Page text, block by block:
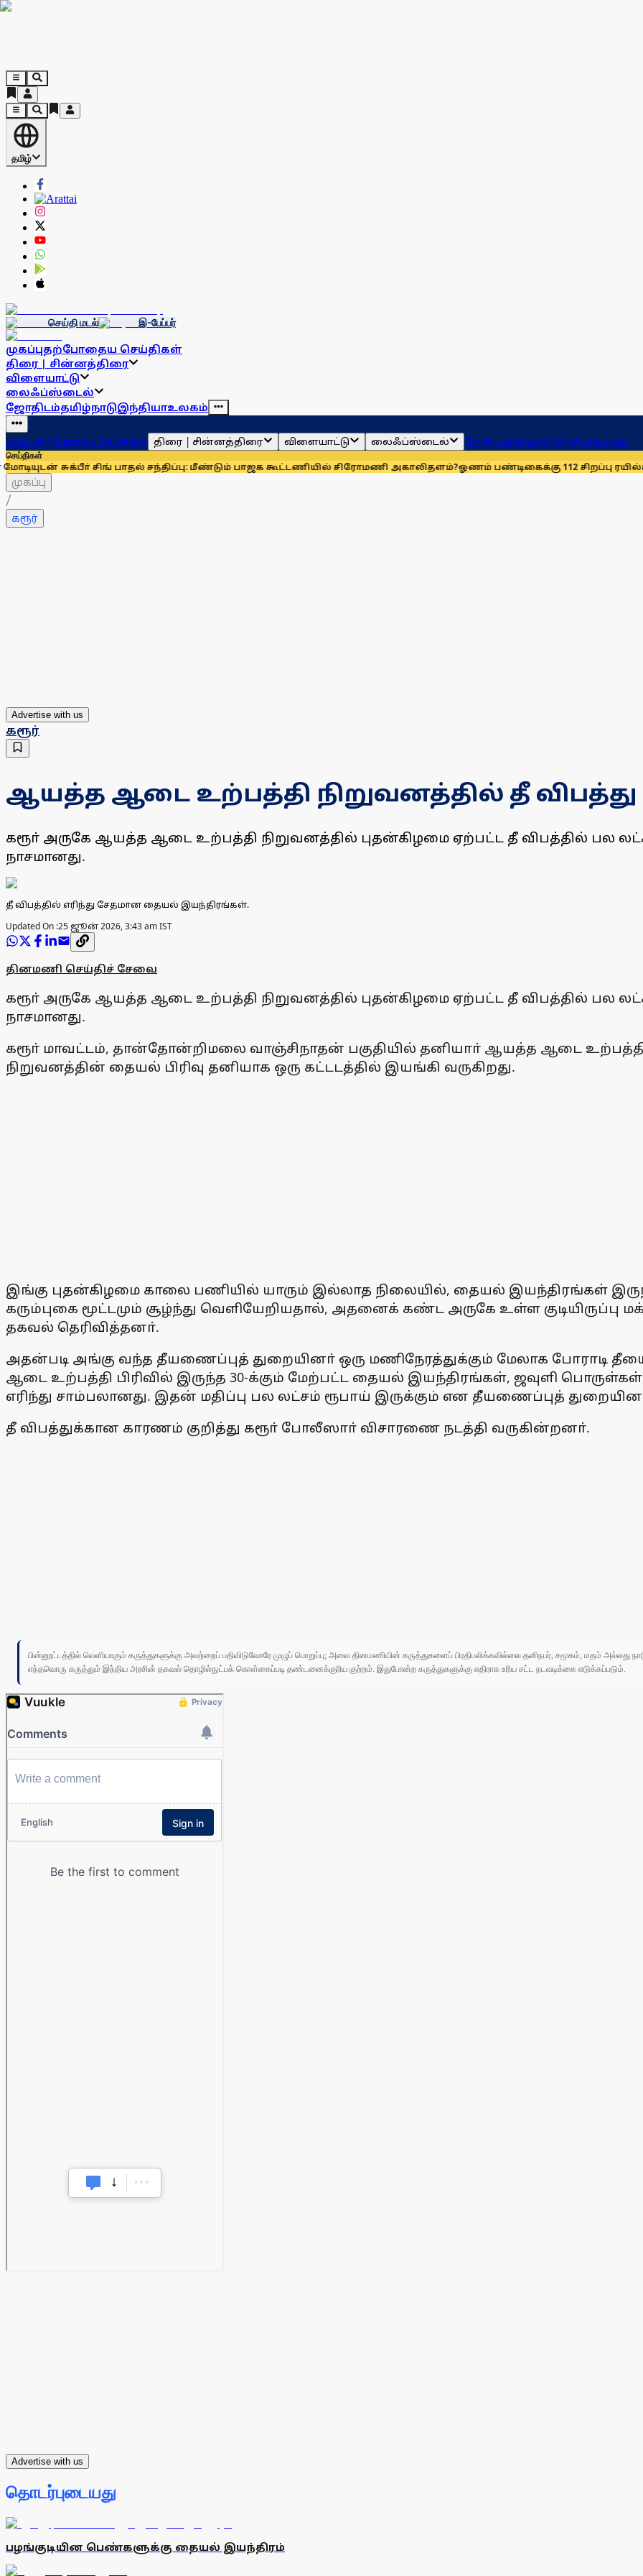
தமிழ்
செய்தி மடல் இ-பேப்பர்
முகப்புதற்போதைய செய்திகள்
திரை | சின்னத்திரை
விளையாட்டு
லைஃப்ஸ்டைல்
ஜோதிடம்தமிழ்நாடுஇந்தியாஉலகம்
முகப்புதற்போதைய செய்திகள் திரை | சின்னத்திரை விளையாட்டு லைஃப்ஸ்டைல் ஜோதிடம்தமிழ்நாடுஇந்தியாஉலகம்
செய்திகள்
சிங் பாதல் சந்திப்பு: மீண்டும் பாஜக கூட்டணியில் சிரோமணி அகாலிதளம்? ஓணம் பண்டிகைக்கு 112 சிறப்பு ரயில்கள்: ஆக.
முகப்பு
/
கரூர்
Advertise with us
கரூர்
ஆயத்த ஆடை உற்பத்தி நிறுவனத்தில் தீ விபத்து
கரூா் அருகே ஆயத்த ஆடை உற்பத்தி நிறுவனத்தில் புதன்கிழமை ஏற்பட்ட தீ விபத்தில் பல
நாசமானது.
தீ விபத்தில் எரிந்து சேதமான தையல் இயந்திரங்கள்.
Updated On :25 ஜூன் 2026, 3:43 am IST
தினமணி செய்திச் சேவை
கரூா் அருகே ஆயத்த ஆடை உற்பத்தி நிறுவனத்தில் புதன்கிழமை ஏற்பட்ட தீ விபத்தில் பல
நாசமானது.
கரூா் மாவட்டம், தான்தோன்றிமலை வாஞ்சிநாதன் பகுதியில் தனியாா் ஆயத்த ஆடை
நிறுவனத்தின் தையல் பிரிவு தனியாக ஒரு கட்டடத்தில் இயங்கி வருகிறது.
இங்கு புதன்கிழமை காலை பணியில் யாரும் இல்லாத நிலையில், தையல் இயந்திரங்கள் இருந்த
கரும்புகை மூட்டமும் சூழ்ந்து வெளியேறியதால், அதனைக் கண்ட அருகே உள்ள குடியிருப்பு
தகவல் தெரிவித்தனா்.
அதன்படி அங்கு வந்த தீயணைப்புத் துறையினா் ஒரு மணிநேரத்துக்கும் மேலாக
ஆடை உற்பத்தி பிரிவில் இருந்த 30-க்கும் மேற்பட்ட தையல் இயந்திரங்கள், ஜவுளி
எரிந்து சாம்பலானது. இதன் மதிப்பு பல லட்சம் ரூபாய் இருக்கும் என தீயணைப்புத்
தீ விபத்துக்கான காரணம் குறித்து கரூா் போலீஸாா் விசாரணை நடத்தி வருகின்றனா்.
பின்னூட்டத்தில் வெளியாகும் கருத்துகளுக்கு அவற்றைப் பதிவிடுவோரே முழுப் பொறுப்பு; அவை தினமணியின் கருத்துகளைப் பிரதிபலிக்கவில்லை.தனிநபர், சமூகம், மதம் அல்லது
எந்தவொரு கருத்தும் இந்திய அரசின் தகவல் தொழில்நுட்பக் கொள்கைப்படி தண்டனைக்குரிய குற்றம். இதுபோன்ற கருத்துகளுக்கு எதிராக உரிய சட்ட நடவடிக்கை எடுக்கப்படும்.
Advertise with us
தொடர்புடையது
பழங்குடியின பெண்களுக்கு தையல் இயந்திரம்